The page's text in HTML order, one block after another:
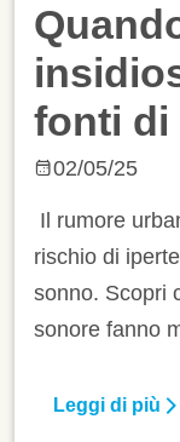
fonti di
più a
02/05/25
Il rumore
rischio di
sonno. Scopri
sonore fanno
Leggi di più